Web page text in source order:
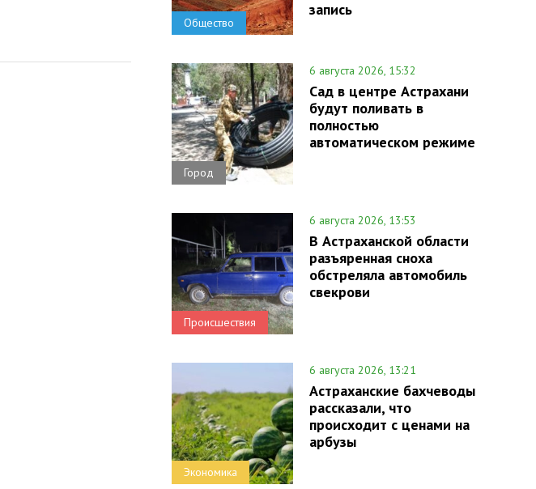
Общество
запись
Город
6 августа 2026, 15:32
Сад в центре Астрахани
будут поливать в
полностью
автоматическом режиме
Происшествия
6 августа 2026, 13:53
В Астраханской области
разъяренная сноха
обстреляла автомобиль
свекрови
Экономика
6 августа 2026, 13:21
Астраханские бахчеводы
рассказали, что
происходит с ценами на
арбузы